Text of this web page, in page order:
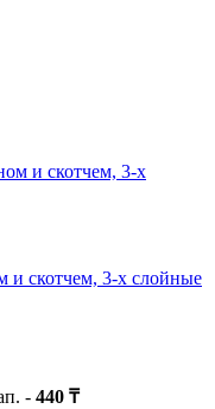
скотчем, 3-х слойные
- 440 ₸